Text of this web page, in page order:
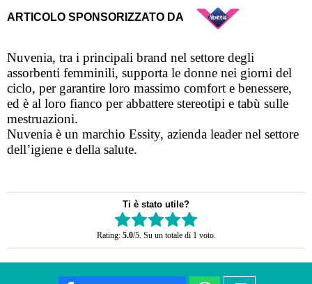
ARTICOLO SPONSORIZZATO DA
Nuvenia, tra i principali brand nel settore degli
assorbenti femminili, supporta le donne nei giorni del
ciclo, per garantire loro massimo comfort e benessere,
ed è al loro fianco per abbattere stereotipi e tabù sulle
mestruazioni.
Nuvenia è un marchio Essity, azienda leader nel settore
dell’igiene e della salute.
Ti è stato utile?
Rate this item:
SUBMIT RATING
Rating: 5.0/5. Su un totale di 1 voto.